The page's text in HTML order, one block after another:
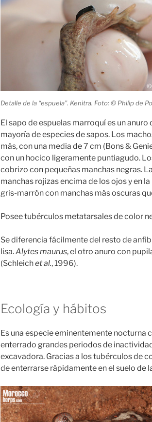
Detalle de la “espuela”. Kenitra. Foto: © Philip de
El sapo de espuelas marroquí es un
mayoría de especies de sapos. Los
más, con una media de 7 cm (Bons &
con un hocico ligeramente puntiagudo.
cobrizo con pequeñas manchas negras.
manchas rojizas encima de los ojos y en
gris-marrón con manchas más oscuras
Posee tubérculos metatarsales de color
Se diferencia fácilmente del resto de
lisa.Alytes maurus, el otro anuro con
(Schleichet al., 1996).
Ecología y hábitos
Es una especie eminentemente
enterrado grandes periodos de
excavadora. Gracias a los tubérculos de
de enterrarse rápidamente en el suelo de